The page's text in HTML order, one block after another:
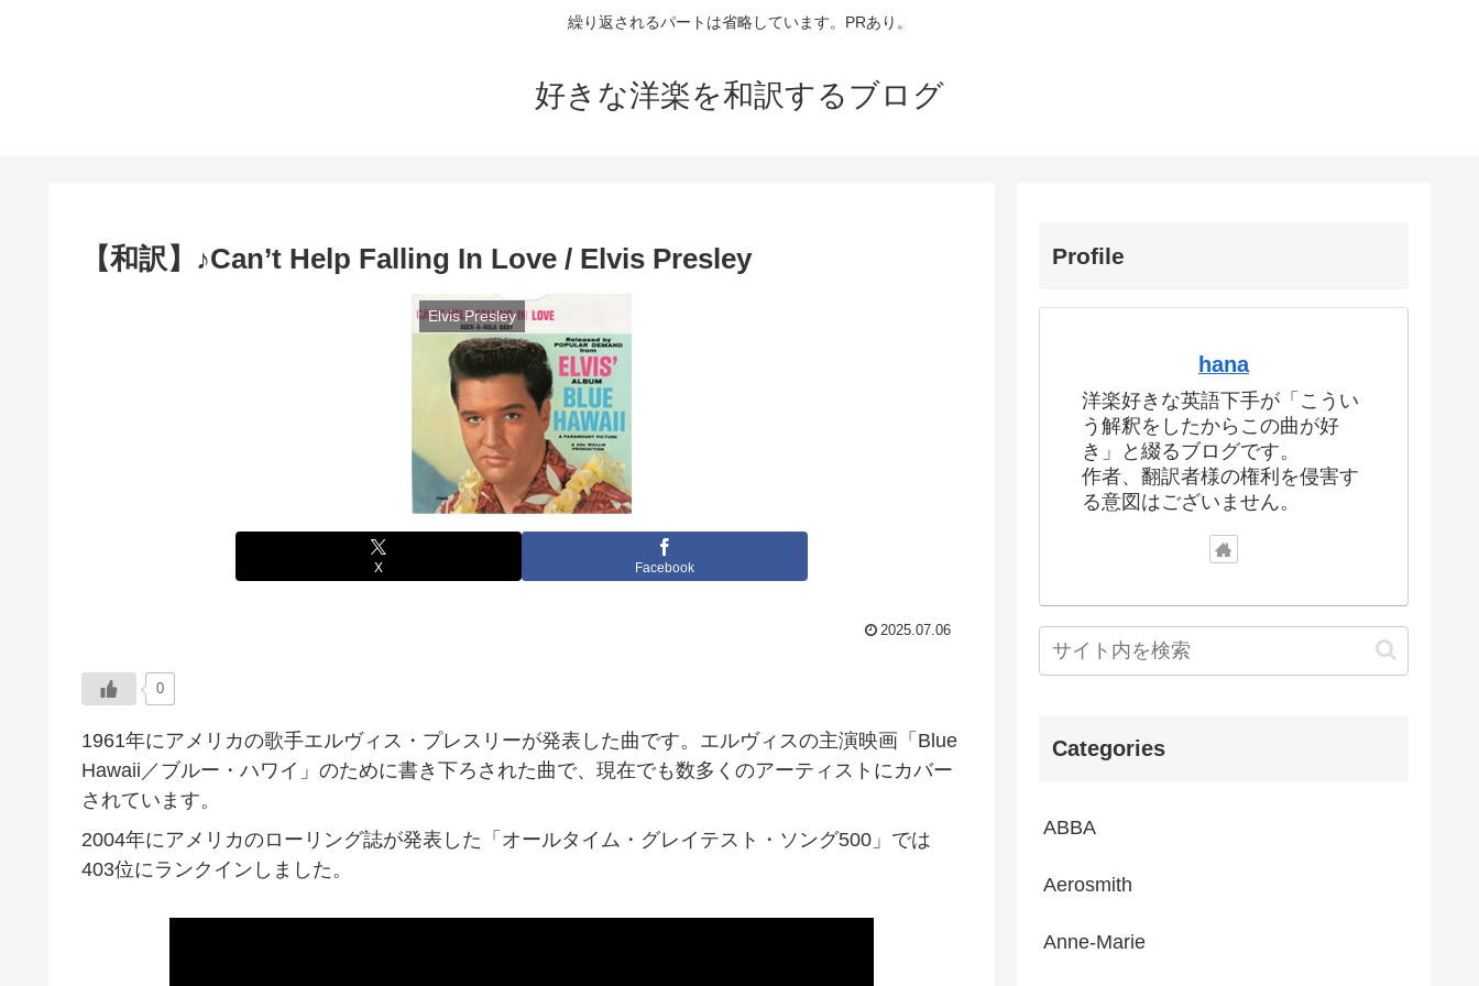
繰り返されるパートは省略しています。PRあり。
好きな洋楽を和訳するブログ
【和訳】♪Can’t Help Falling In Love / Elvis Presley
Elvis Presley
X Facebook
2025.07.06
0
1961年にアメリカの歌手エルヴィス・プレスリーが発表した曲です。エルヴィスの主演映画「Blue
Hawaii／ブルー・ハワイ」のために書き下ろされた曲で、現在でも数多くのアーティストにカバー
されています。
2004年にアメリカのローリング誌が発表した「オールタイム・グレイテスト・ソング500」では
403位にランクインしました。
Profile
hana
洋楽好きな英語下手が「こうい
う解釈をしたからこの曲が好
き」と綴るブログです。
作者、翻訳者様の権利を侵害す
る意図はございません。
Categories
ABBA
Aerosmith
Anne-Marie